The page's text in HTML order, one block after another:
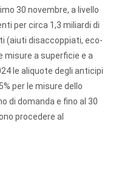
30 novembre, a livello
per circa 1,3 miliardi di
(aiuti disaccoppiati, eco-
misure a superficie e a
le aliquote degli anticipi
per le misure dello
di domanda e fino al 30
procedere al